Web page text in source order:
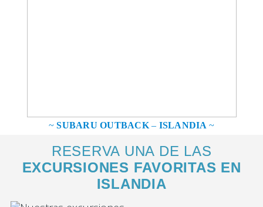
~ SUBARU OUTBACK– ISLANDIA ~
RESERVA UNA DE LAS
EXCURSIONES FAVORITAS EN
ISLANDIA